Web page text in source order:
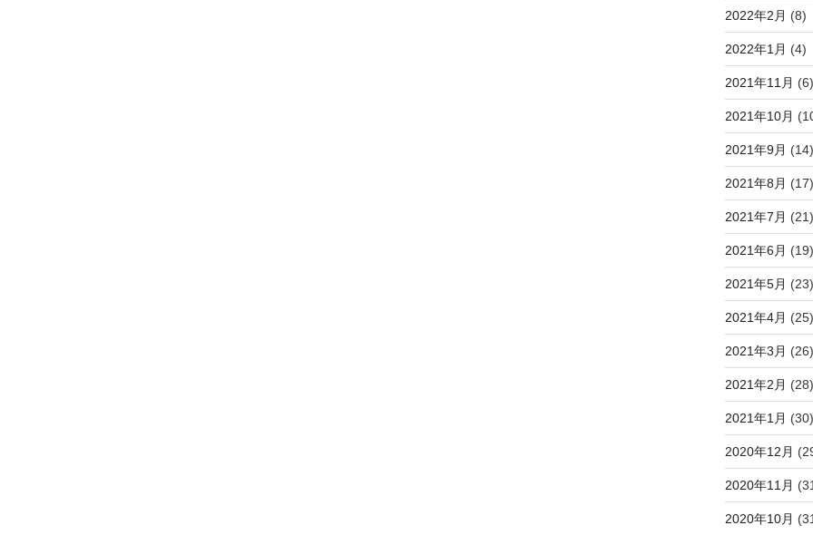
2022年2月 (8)
2022年1月 (4)
2021年11月 (6)
2021年10月
2021年9月 (14)
2021年8月 (17)
2021年7月 (21)
2021年6月 (19)
2021年5月 (23)
2021年4月 (25)
2021年3月 (26)
2021年2月 (28)
2021年1月 (30)
2020年12月
2020年11月
2020年10月